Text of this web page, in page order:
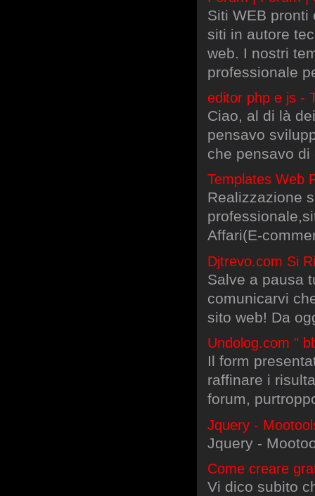
Siti WEB
siti in autore
web. I nostri
professionale
editor php e js -
Ciao, al di là
pensavo
che pensavo
Templates Web
Realizzazione
Affari(E-
Djtrevo.com Si
Salve a pausa
comunicarvi
sito web! Da
Undolog.com "
Il form
raffinare i
forum,
Jquery -
Jquery -
Come creare
Vi dico subito